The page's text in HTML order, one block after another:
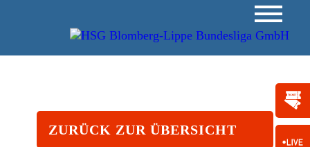
ZURÜCK ZUR ÜBERSICHT